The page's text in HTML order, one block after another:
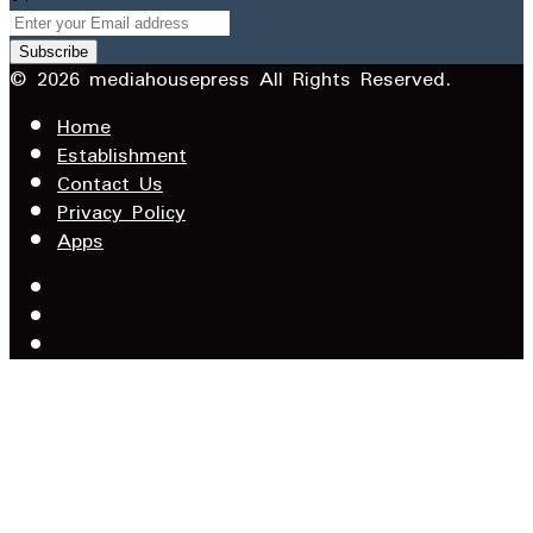
Enter
your
Email
© 2026 mediahousepress All Rights Reserved.
Home
Establishment
Contact Us
Privacy Policy
Apps